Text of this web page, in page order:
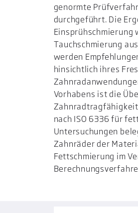
genormte
durchgeführt. Die
Einsprühschmierung
Tauchschmierung
werden
hinsichtlich ihres
Vorhabens ist die
nach ISO 6336 für
Untersuchungen
Zahnräder der
Fettschmierung im